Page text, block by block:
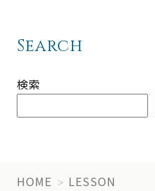
Search
検索
HOME LESSON